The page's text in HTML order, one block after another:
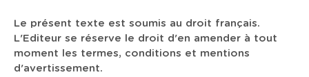
Le présent texte est soumis au droit français.
L'Editeur se réserve le droit d'en amender à tout
moment les termes, conditions et mentions
d'avertissement.